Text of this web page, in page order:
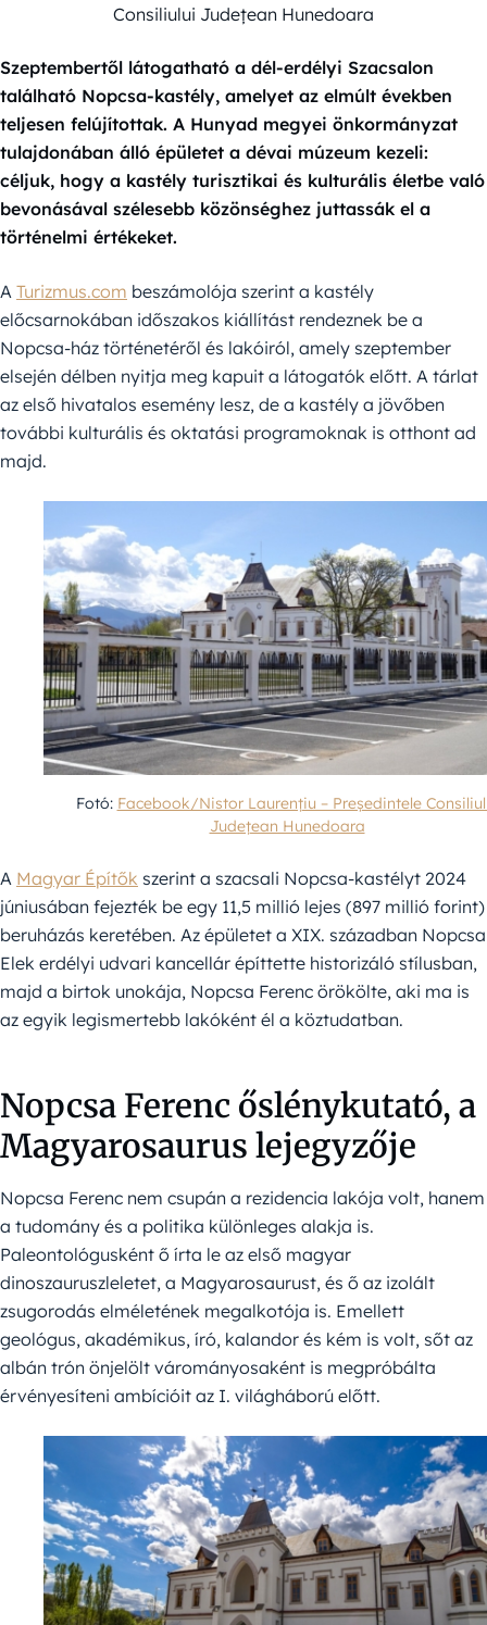
Consiliului Județean Hunedoara
Szeptembertől látogatható a dél-erdélyi Szacsalon
található Nopcsa-kastély, amelyet az elmúlt években
teljesen felújítottak. A Hunyad megyei önkormányzat
tulajdonában álló épületet a dévai múzeum kezeli:
céljuk, hogy a kastély turisztikai és kulturális életbe való
bevonásával szélesebb közönséghez juttassák el a
történelmi értékeket.
A Turizmus.com beszámolója szerint a kastély
előcsarnokában időszakos kiállítást rendeznek be a
Nopcsa-ház történetéről és lakóiról, amely szeptember
elsején délben nyitja meg kapuit a látogatók előtt. A tárlat
az első hivatalos esemény lesz, de a kastély a jövőben
további kulturális és oktatási programoknak is otthont ad
majd.
Fotó: Facebook/Nistor Laurențiu – Președintele
Județean Hunedoara
A Magyar Építők szerint a szacsali Nopcsa-kastélyt 2024
júniusában fejezték be egy 11,5 millió lejes (897 millió forint)
beruházás keretében. Az épületet a XIX. században Nopcsa
Elek erdélyi udvari kancellár építtette historizáló stílusban,
majd a birtok unokája, Nopcsa Ferenc örökölte, aki ma is
az egyik legismertebb lakóként él a köztudatban.
Nopcsa Ferenc őslénykutató, a
Magyarosaurus lejegyzője
Nopcsa Ferenc nem csupán a rezidencia lakója volt, hanem
a tudomány és a politika különleges alakja is.
Paleontológusként ő írta le az első magyar
dinoszauruszleletet, a Magyarosaurust, és ő az izolált
zsugorodás elméletének megalkotója is. Emellett
geológus, akadémikus, író, kalandor és kém is volt, sőt az
albán trón önjelölt várományosaként is megpróbálta
érvényesíteni ambícióit az I. világháború előtt.